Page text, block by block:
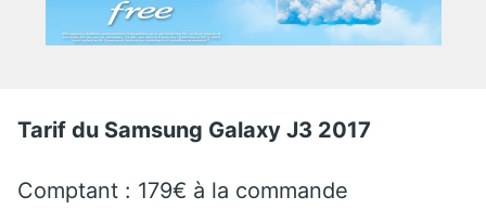
Tarif du Samsung Galaxy J3 2017
Comptant : 179€ à la commande